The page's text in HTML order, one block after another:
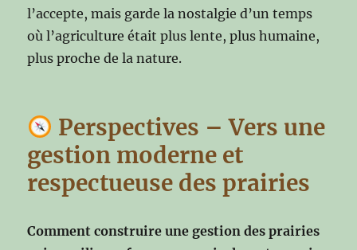
l’accepte, mais garde la nostalgie d’un temps
où l’agriculture était plus lente, plus humaine,
plus proche de la nature.
Perspectives – Vers une
gestion moderne et
respectueuse des prairies
Comment construire une gestion des prairies